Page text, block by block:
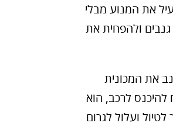
את המנוע מבלי
גנבים ולהפחית את
את המכונית
להיכנס לרכב, הוא
ועלול לגרום